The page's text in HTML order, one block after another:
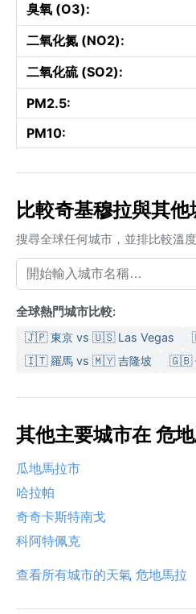
臭氧 (O3):
二氧化氮 (NO2):
二氧化硫 (SO2):
PM2.5:
PM10:
比較奇基穆拉與其
搜尋全球任何城市，並排比較溫
全球熱門城市比較:
🇯🇵 東京 vs 🇺🇸 Las Vegas
🇮🇹 羅馬 vs 🇲🇾 吉隆坡
🇬🇧
其他主要城市在 危
瓜地馬拉市
哈拉帕
奇奇卡斯特南戈
科阿特佩克
查看所有城市的天氣 危地馬拉